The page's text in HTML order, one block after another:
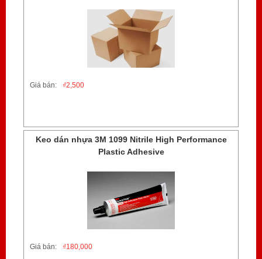
Giá bán: 2,500
₫
Keo dán nhựa 3M 1099 Nitrile High Performance
Plastic Adhesive
Giá bán: 180,000
₫